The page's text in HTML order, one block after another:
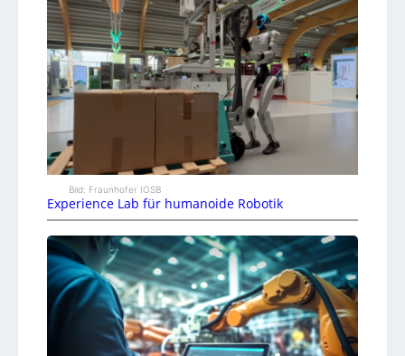
Bild: Fraunhofer IOSB
Experience Lab für humanoide Robotik